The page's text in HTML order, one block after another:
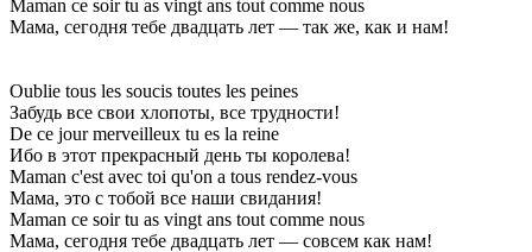
Maman ce soir tu as vingt ans tout comme nous
Мама, сегодня тебе двадцать лет — так же, как и нам!
Oublie tous les soucis toutes les peines
Забудь все свои хлопоты, все трудности!
De ce jour merveilleux tu es la reine
Ибо в этот прекрасный день ты королева!
Maman c'est avec toi qu'on a tous rendez-vous
Мама, это с тобой все наши свидания!
Maman ce soir tu as vingt ans tout comme nous
Мама, сегодня тебе двадцать лет — совсем как нам!